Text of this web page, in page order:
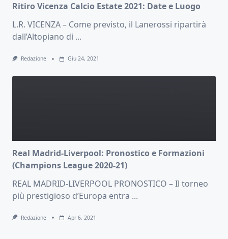
Ritiro Vicenza Calcio Estate 2021: Date e Luogo
L.R. VICENZA – Come previsto, il Lanerossi ripartirà
dall’Altopiano di ...
Redazione Giu 24, 2021
Real Madrid-Liverpool: Pronostico e Formazioni
(Champions League 2020-21)
REAL MADRID-LIVERPOOL PRONOSTICO – Il torneo
più prestigioso d’Europa entra ...
Redazione Apr 6, 2021